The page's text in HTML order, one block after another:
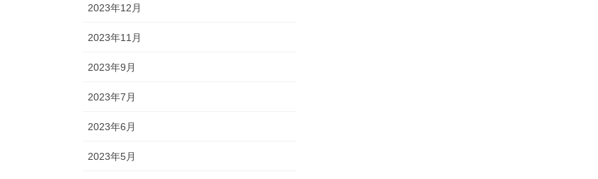
2023年12月
2023年11月
2023年9月
2023年7月
2023年6月
2023年5月